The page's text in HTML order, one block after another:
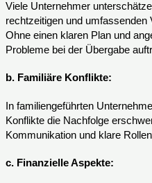
Viele Unternehmer
rechtzeitigen und umfassenden
Ohne einen klaren Plan und
Probleme bei der Übergabe
b. Familiäre Konflikte:
In familiengeführten
Konflikte die Nachfolge
Kommunikation und klare
c. Finanzielle Aspekte: